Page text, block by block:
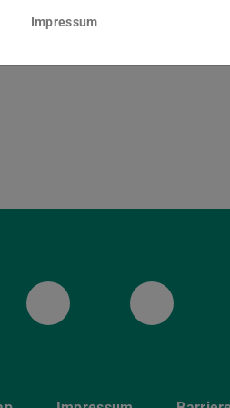
8
ULB BlueskyULB
Impressum